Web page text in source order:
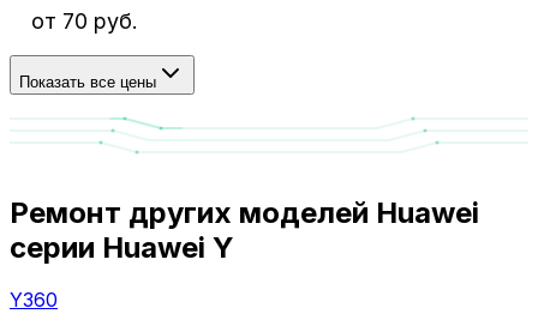
от 70 руб.
Показать все цены
Ремонт других моделей Huawei
серии Huawei Y
Y360